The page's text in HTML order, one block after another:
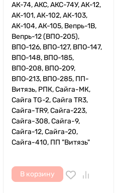
АК-74, АКС, АКС-74У, АК-12,
АК-101, АК-102, АК-103,
АК-104, АК-105, Вепрь-1В,
Вепрь-12 (ВПО-205),
ВПО-126, ВПО-127, ВПО-147,
ВПО-148, ВПО-185,
ВПО-208, ВПО-209,
ВПО-213, ВПО-285, ПП-
Витязь, РПК, Сайга-МК,
Сайга TG-2, Сайга TR3,
Сайга-TR9, Сайга-223,
Сайга-308, Сайга-9,
Сайга-12, Сайга-20,
Сайга-410, ПП "Витязь"
В корзину